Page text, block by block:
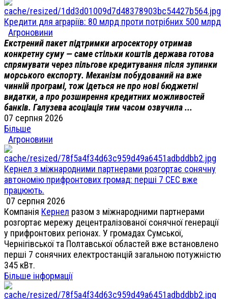
Кредити для аграріїв: 80 млрд проти потрібних 500 млрд
Агроновини
Екстрений пакет підтримки агросектору отримав
конкретну суму — саме стільки коштів держава готова
спрямувати через пільгове кредитування після зупинки
морського експорту. Механізм побудований на вже
чинній програмі, тож ідеться не про нові бюджетні
видатки, а про розширення кредитних можливостей
банків. Галузева асоціація тим часом озвучила ...
07 серпня 2026
Більше
Агроновини
Кернел з міжнародними партнерами розгортає сонячну
автономію прифронтових громад: перші 7 СЕС вже
працюють.
07 серпня 2026
Компанія Кернел разом з міжнародними партнерами
розгортає мережу децентралізованої сонячної генерації
у прифронтових регіонах. У громадах Сумської,
Чернігівської та Полтавської областей вже встановлено
перші 7 сонячних електростанцій загальною потужністю
345 кВт.
Більше інформації